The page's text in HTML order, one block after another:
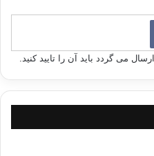
می گردد باید آن را تایید کنید.